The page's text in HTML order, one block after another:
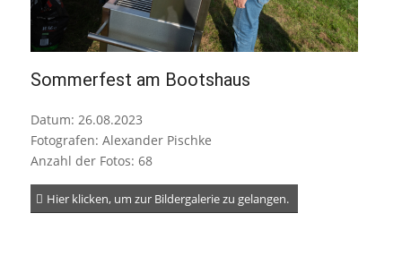
Sommerfest am Bootshaus
Datum: 26.08.2023
Fotografen: Alexander Pischke
Anzahl der Fotos: 68
Hier klicken, um zur Bildergalerie zu gelangen.